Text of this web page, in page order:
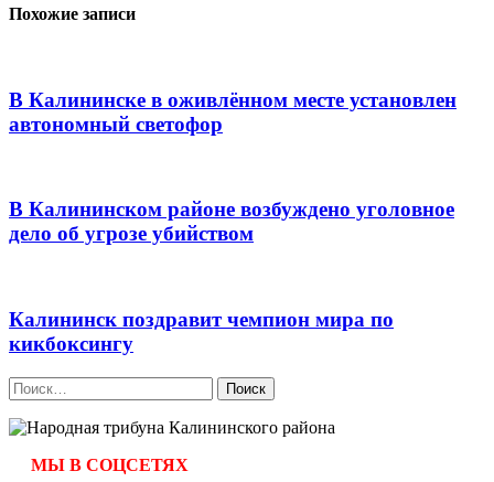
записям
Похожие записи
В Калининске в оживлённом месте установлен
автономный светофор
В Калининском районе возбуждено уголовное
дело об угрозе убийством
Калининск поздравит чемпион мира по
кикбоксингу
Найти:
МЫ В СОЦСЕТЯХ